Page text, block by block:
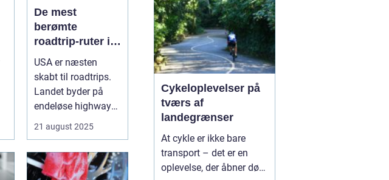
De mest
berømte
roadtrip-ruter i
USA
USA er næsten
skabt til roadtrips.
Landet byder på
endeløse highways,
21 august 2025
Cykeloplevelser på
tværs af
landegrænser
At cykle er ikke bare
transport – det er en
oplevelse, der åbner døre